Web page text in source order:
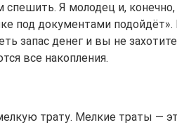
спешить. Я молодец и,
под документами подойдёт».
запас денег и вы не
все накопления.
трату. Мелкие траты —